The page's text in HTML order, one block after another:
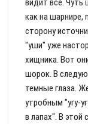
видит все. Чуть
как на шарнире,
сторону
"уши" уже
хищника. Вот
шорок. В
темные глаза.
утробным "угу-
в лапах". В